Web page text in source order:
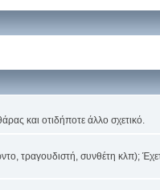
και οτιδήποτε άλλο σχετικό.
τραγουδιστή, συνθέτη κλπ);